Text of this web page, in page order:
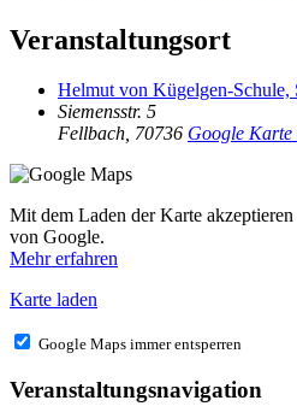
Veranstaltungsort
Helmut von Kügelgen-Schule,
Siemensstr. 5
Fellbach, 70736 Google Karte
Mit dem Laden der Karte
von Google.
Mehr erfahren
Karte laden
Google Maps immer entsperren
Veranstaltungsnavigation